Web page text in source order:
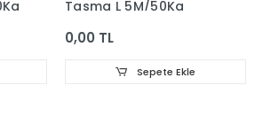
Tasma L 5M/50Kg
0,00 TL
Sepete Ekle